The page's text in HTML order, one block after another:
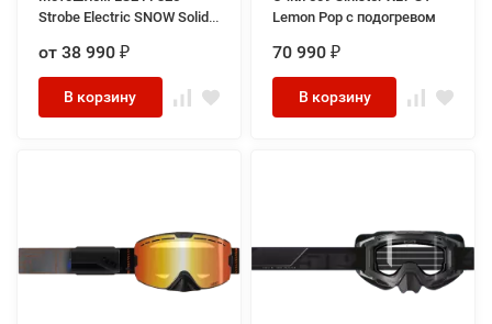
Strobe Electric SNOW Solid
от 38 990₽
В корзину
Lemon Pop с подогревом
70 990 ₽
В корзину